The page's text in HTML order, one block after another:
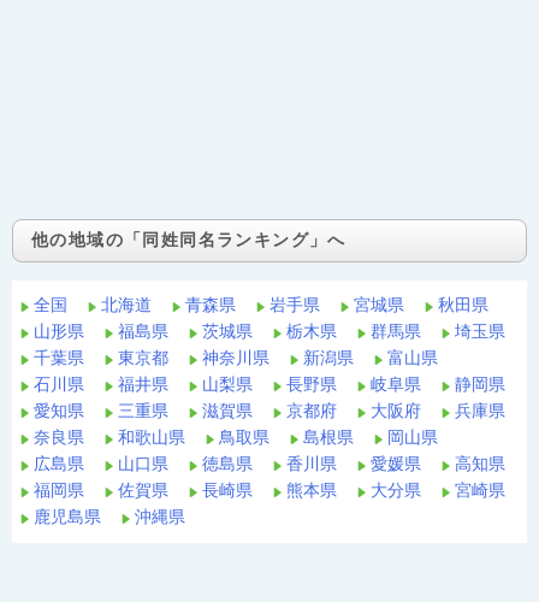
他の地域の「同姓同名ランキング」へ
全国 北海道 青森県 岩手県 宮城県
秋田県
山形県
福島県 茨城県 栃木県 群馬県
埼玉県
千葉県
東京都 神奈川県 新潟県
富山県
石川県
福井県 山梨県 長野県 岐阜県
静岡県
愛知県
三重県 滋賀県 京都府 大阪府
兵庫県
奈良県
和歌山県 鳥取県 島根県
岡山県
広島県
山口県 徳島県 香川県 愛媛県
高知県
福岡県
佐賀県 長崎県 熊本県 大分県
宮崎県
鹿児島県
沖縄県